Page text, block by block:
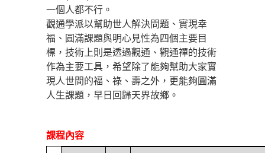
一個人都不行。
觀通學派以幫助世人解決問題、實現幸
福、圓滿課題與明心見性為四個主要目
標，技術上則是透過觀通、觀通禪的技術
作為主要工具，希望除了能夠幫助大家實
現人世間的福、祿、壽之外，更能夠圓滿
人生課題，早日回歸天界故鄉。
課程內容